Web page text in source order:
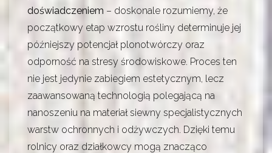
doświadczeniem – doskonale rozumiemy, że
początkowy etap wzrostu rośliny determinuje jej
późniejszy potencjał plonotwórczy oraz
odporność na stresy środowiskowe. Proces ten
nie jest jedynie zabiegiem estetycznym, lecz
zaawansowaną technologią polegającą na
nanoszeniu na materiał siewny specjalistycznych
warstw ochronnych i odżywczych. Dzięki temu
rolnicy oraz działkowcy mogą znacząco